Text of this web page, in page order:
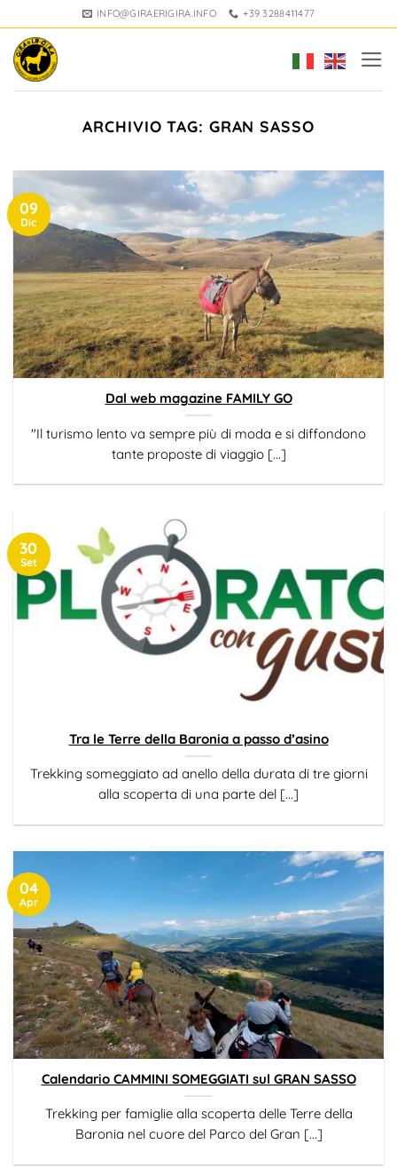
contenuti
INFO@GIRAERIGIRA.INFO +39 3288411477
ARCHIVIO TAG: GRAN SASSO
Dal web magazine FAMILY GO
"Il turismo lento va sempre più di moda e si diffondono
tante proposte di viaggio [...]
09
Dic
Tra le Terre della Baronia a passo d’asino
Trekking someggiato ad anello della durata di tre giorni
alla scoperta di una parte del [...]
30
Set
Calendario CAMMINI SOMEGGIATI sul GRAN SASSO
Trekking per famiglie alla scoperta delle Terre della
Baronia nel cuore del Parco del Gran [...]
04
Apr